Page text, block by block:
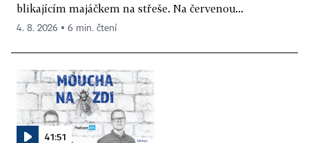
blikajícím majáčkem na střeše. Na červenou...
4. 8. 2026 ▪ 6 min. čtení
41:51